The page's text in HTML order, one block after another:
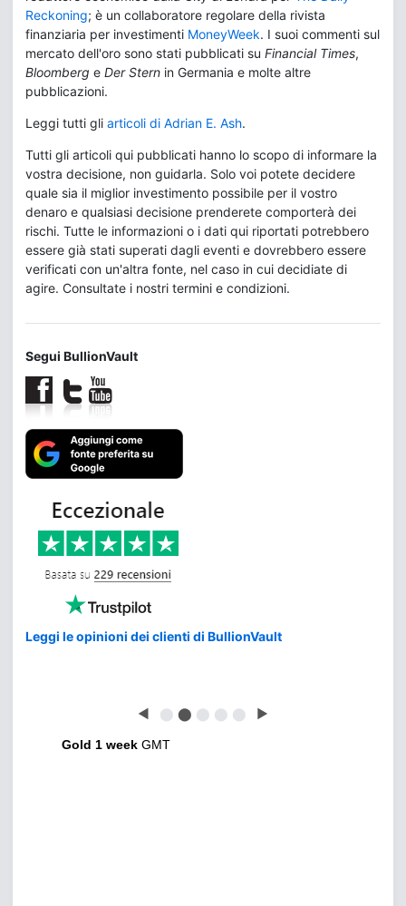
Reckoning; è un collaboratore regolare della rivista
finanziaria per investimenti MoneyWeek. I suoi commenti sul
mercato dell'oro sono stati pubblicati su Financial Times,
Bloomberg e Der Stern in Germania e molte altre
pubblicazioni.
Leggi tutti gli articoli di Adrian E. Ash.
Tutti gli articoli qui pubblicati hanno lo scopo di informare la
vostra decisione, non guidarla. Solo voi potete decidere
quale sia il miglior investimento possibile per il vostro
denaro e qualsiasi decisione prenderete comporterà dei
rischi. Tutte le informazioni o i dati qui riportati potrebbero
essere già stati superati dagli eventi e dovrebbero essere
verificati con un'altra fonte, nel caso in cui decidiate di
agire. Consultate i nostri termini e condizioni.
Segui BullionVault
Leggi le opinioni dei clienti di BullionVault
◀ ⬤ ⬤ ⬤ ⬤ ⬤ ▶
Gold 1 week GMT